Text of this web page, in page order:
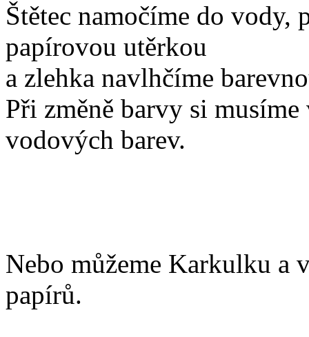
Štětec namočíme do vody,
papírovou utěrkou
a zlehka navlhčíme
Při změně barvy si
vodových barev.
Nebo můžeme Karkulku a
papírů.